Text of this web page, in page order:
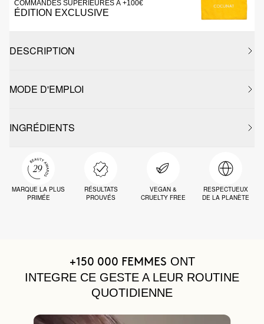
COMMANDES SUPÉRIEURES À +100€
ÉDITION EXCLUSIVE
DESCRIPTION
MODE D'EMPLOI
INGRÉDIENTS
MARQUE LA PLUS
PRIMÉE
RÉSULTATS
PROUVÉS
VEGAN &
CRUELTY FREE
RESPECTUEUX
DE LA PLANÈTE
+150 000 FEMMES ONT
INTEGRE CE GESTE A LEUR ROUTINE
QUOTIDIENNE